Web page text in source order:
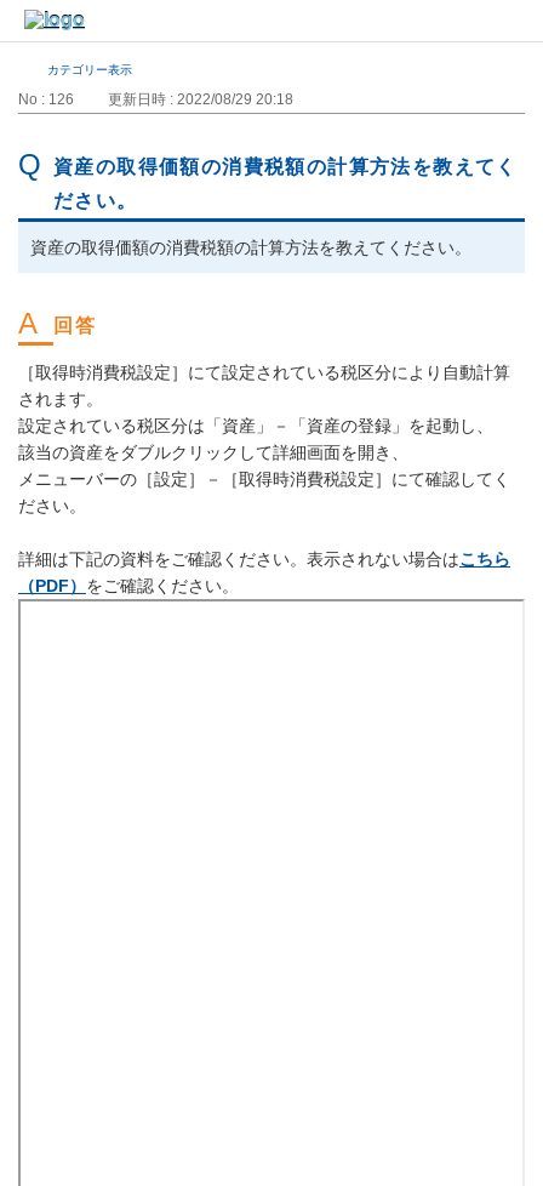
カテゴリー表示
No : 126 更新日時 : 2022/08/29 20:18
資産の取得価額の消費税額の計算方法を教えてく
ださい。
資産の取得価額の消費税額の計算方法を教えてください。
［取得時消費税設定］にて設定されている税区分により自動計算
されます。
設定されている税区分は「資産」－「資産の登録」を起動し、
該当の資産をダブルクリックして詳細画面を開き、
メニューバーの［設定］－［取得時消費税設定］にて確認してく
ださい。
詳細は下記の資料をご確認ください。表示されない場合はこちら
（PDF） をご確認ください。